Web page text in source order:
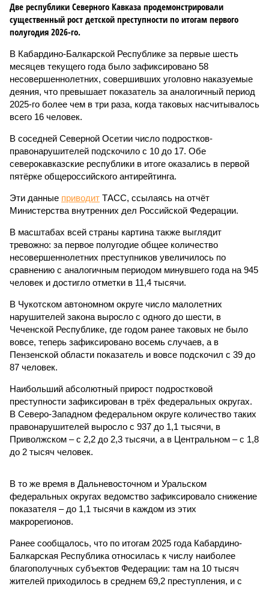
Две республики Северного Кавказа продемонстрировали
существенный рост детской преступности по итогам первого
полугодия 2026-го.
В Кабардино-Балкарской Республике за первые шесть
месяцев текущего года было зафиксировано 58
несовершеннолетних, совершивших уголовно наказуемые
деяния, что превышает показатель за аналогичный период
2025-го более чем в три раза, когда таковых насчитывалось
всего 16 человек.
В соседней Северной Осетии число подростков-
правонарушителей подскочило с 10 до 17. Обе
северокавказские республики в итоге оказались в первой
пятёрке общероссийского антирейтинга.
Эти данные приводит ТАСС, ссылаясь на отчёт
Министерства внутренних дел Российской Федерации.
В масштабах всей страны картина также выглядит
тревожно: за первое полугодие общее количество
несовершеннолетних преступников увеличилось по
сравнению с аналогичным периодом минувшего года на 945
человек и достигло отметки в 11,4 тысячи.
В Чукотском автономном округе число малолетних
нарушителей закона выросло с одного до шести, в
Чеченской Республике, где годом ранее таковых не было
вовсе, теперь зафиксировано восемь случаев, а в
Пензенской области показатель и вовсе подскочил с 39 до
87 человек.
Наибольший абсолютный прирост подростковой
преступности зафиксирован в трёх федеральных округах.
В Северо-Западном федеральном округе количество таких
правонарушителей выросло с 937 до 1,1 тысячи, в
Приволжском – с 2,2 до 2,3 тысячи, а в Центральном – с 1,8
до 2 тысяч человек.
В то же время в Дальневосточном и Уральском
федеральных округах ведомство зафиксировало снижение
показателя – до 1,1 тысячи в каждом из этих
макрорегионов.
Ранее сообщалось, что по итогам 2025 года Кабардино-
Балкарская Республика относилась к числу наиболее
благополучных субъектов Федерации: там на 10 тысяч
жителей приходилось в среднем 69,2 преступления, и с